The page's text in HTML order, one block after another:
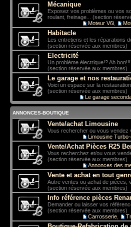
Mécanique
Exposez vos problèmes ou vos
roulant, freinage... (section
Moteur V6i
Habitacle
Les entretiens et les réparations
(section réservée aux membres)
Electricité
Un problème électrique!? Ah
(section réservée aux membres)
Le garage et nos
Voici un espace sur la
(section réservée aux membres)
Le garage
ANNONCES-BOUTIQUE
Vente/achat Limousine
Vous rechercher ou vous
Limousine
Vente/Achat Pièces R25
Vous recherchez et/ou vous
(section réservée aux membres)
Annonces des
Vente et achat en tout
Autre ventes ou achat de pièces,
(section réservée aux membres)
Info référence pièces
Demander ou laisser vos
(section réservée aux membres)
Carrosserie